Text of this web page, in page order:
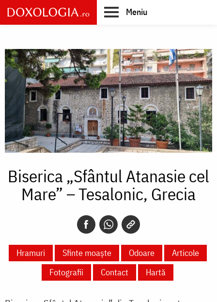
Skip
to
main
Meniu
Biserica „Sfântul Atanasie cel
Mare” – Tesalonic, Grecia
Hramuri Sfinte moaște Odoare
Articole
Fotografii
Contact Hartă